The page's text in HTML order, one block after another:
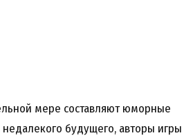
мере составляют юморные
будущего, авторы игры